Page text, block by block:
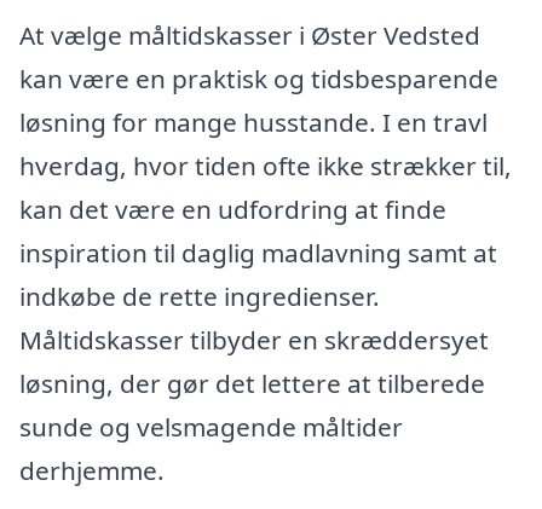
At vælge måltidskasser i Øster Vedsted
kan være en praktisk og tidsbesparende
løsning for mange husstande. I en travl
hverdag, hvor tiden ofte ikke strækker til,
kan det være en udfordring at finde
inspiration til daglig madlavning samt at
indkøbe de rette ingredienser.
Måltidskasser tilbyder en skræddersyet
løsning, der gør det lettere at tilberede
sunde og velsmagende måltider
derhjemme.